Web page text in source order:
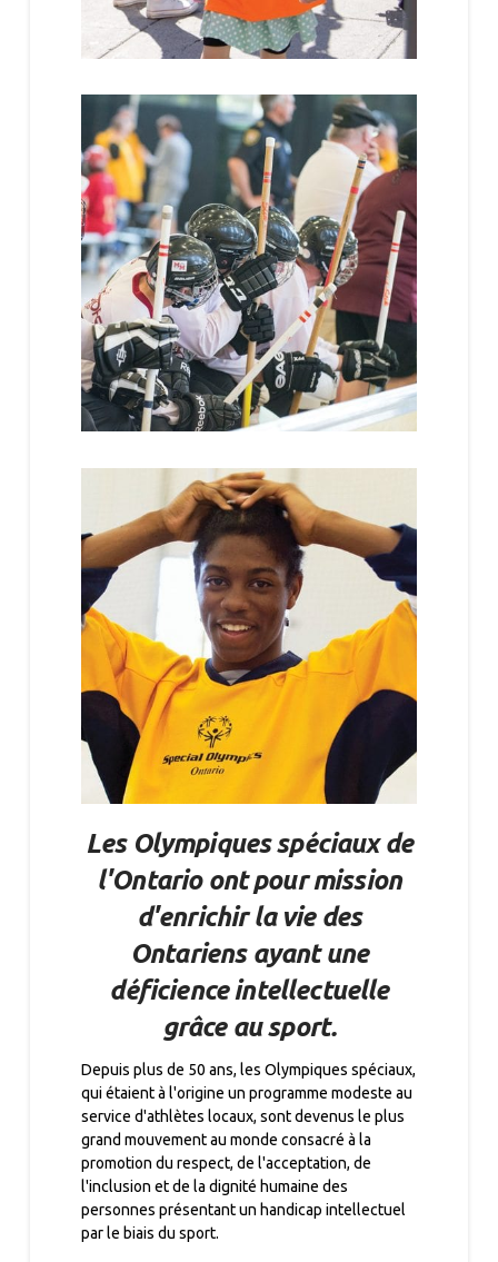
Les Olympiques spéciaux de
l'Ontario ont pour mission
d'enrichir la vie des
Ontariens ayant une
déficience intellectuelle
grâce au sport.
Depuis plus de 50 ans, les Olympiques spéciaux,
qui étaient à l'origine un programme modeste au
service d'athlètes locaux, sont devenus le plus
grand mouvement au monde consacré à la
promotion du respect, de l'acceptation, de
l'inclusion et de la dignité humaine des
personnes présentant un handicap intellectuel
par le biais du sport.